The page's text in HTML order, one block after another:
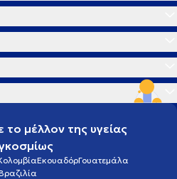
μέλλον της υγείας
ΕκουαδόρΓουατεμάλα